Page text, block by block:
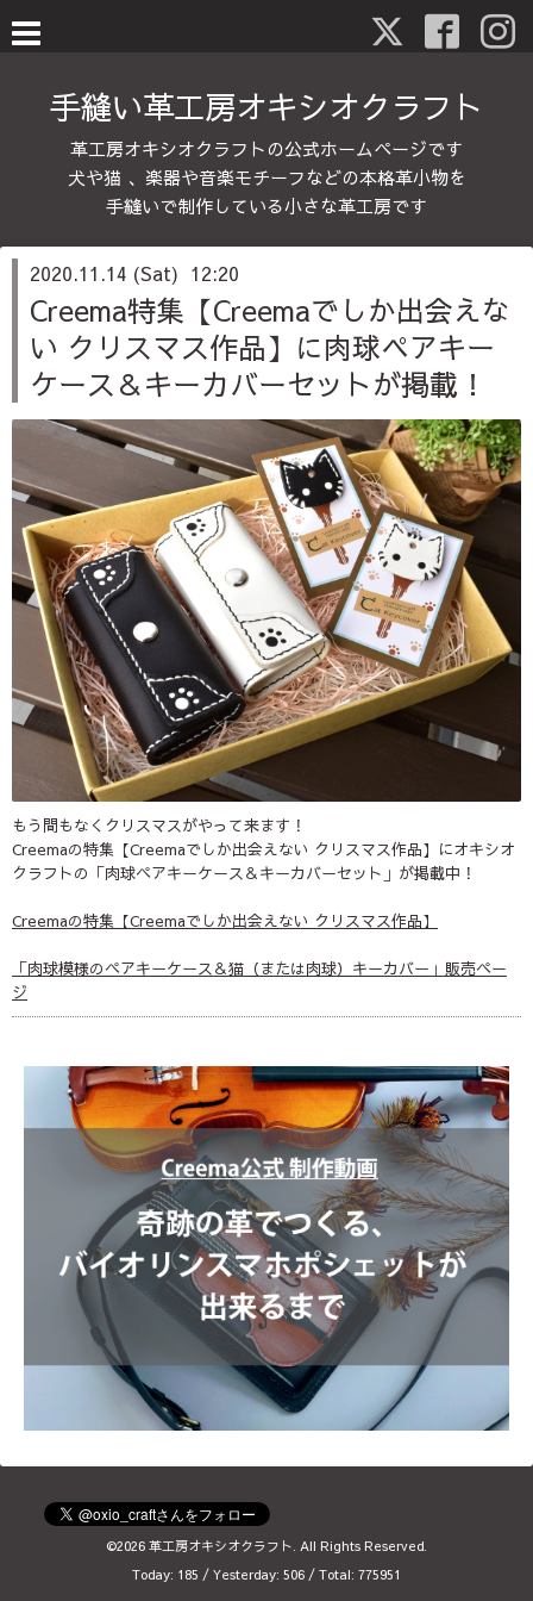
手縫い革工房オキシオクラフト
革工房オキシオクラフトの公式ホームページです
犬や猫 、楽器や音楽モチーフなどの本格革小物を
手縫いで制作している小さな革工房です
2020.11.14 (Sat) 12:20
Creema特集【Creemaでしか出会えな
い クリスマス作品】に肉球ペアキー
ケース＆キーカバーセットが掲載！
もう間もなくクリスマスがやって来ます！
Creemaの特集【Creemaでしか出会えない クリスマス作品】にオキシオ
クラフトの「肉球ペアキーケース＆キーカバーセット」が掲載中！
Creemaの特集【Creemaでしか出会えない クリスマス作品】
「肉球模様のペアキーケース＆猫（または肉球）キーカバー」販売ペー
ジ
©2026 革工房オキシオクラフト. All Rights Reserved.
Today: 185 / Yesterday: 506 / Total: 775951